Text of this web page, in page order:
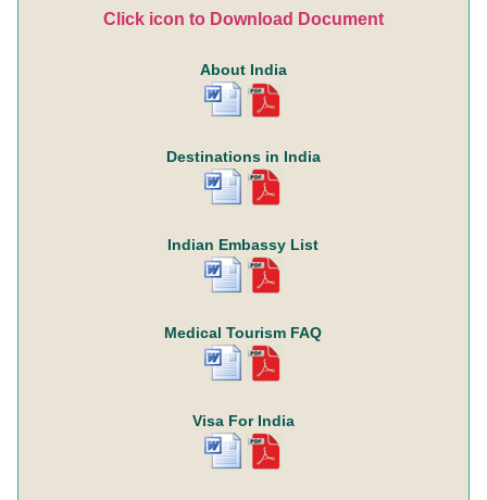
Click icon to Download Document
About India
Destinations in India
Indian Embassy List
Medical Tourism FAQ
Visa For India